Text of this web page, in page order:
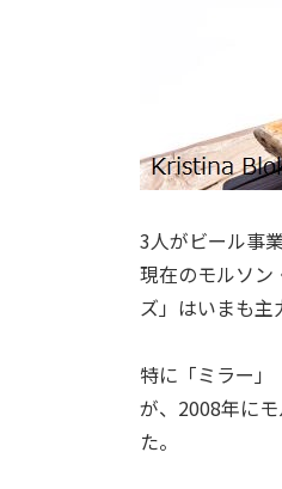
3人がビール事
現在のモルソン
ズ」はいまも主
特に「ミラー」
が、2008年に
た。